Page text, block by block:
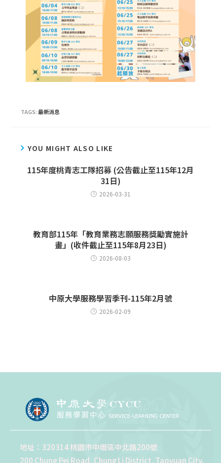
TAGS:最新消息
YOU MIGHT ALSO LIKE
115年度桃青志工隊招募 (公告截止至115年12月
31日)
2026-03-31
教育部115年「教育業務志願服務獎勵實施計
畫」(收件截止至115年8月23日)
2026-08-03
中原大學服務學習季刊-115年2月號
2026-02-09
地址：320314 桃園市中壢區中北路200號
200 Chung Pei Road, Chung Li District, Taoyuan City,